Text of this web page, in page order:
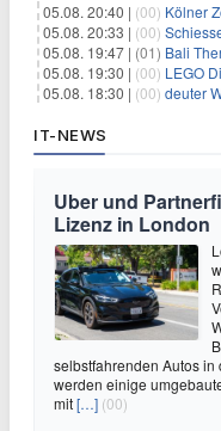
05.08. 20:40 | (00) Kölner Zoo
05.08. 20:33 | (00) Schiesser:
05.08. 19:47 | (01) Bali Therme
05.08. 19:30 | (00) LEGO
05.08. 18:30 | (00) deuter
IT-NEWS
Uber und
Lizenz in London
selbstfahrenden Autos in
werden einige
mit[…] (00)